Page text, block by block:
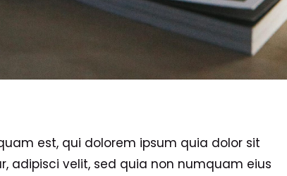
est, qui dolorem ipsum quia dolor sit
adipisci velit, sed quia non numquam eius